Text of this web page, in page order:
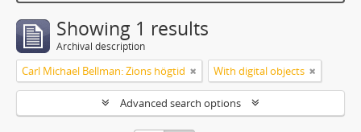
Showing 1 results
Archival description
Carl Michael Bellman: Zions högtid With digital objects
Advanced search options